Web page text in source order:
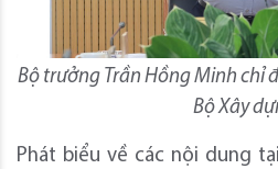
Bộ trưởng Trần Hồng Minh chỉ
Bộ Xây
Phát biểu về các nội dung